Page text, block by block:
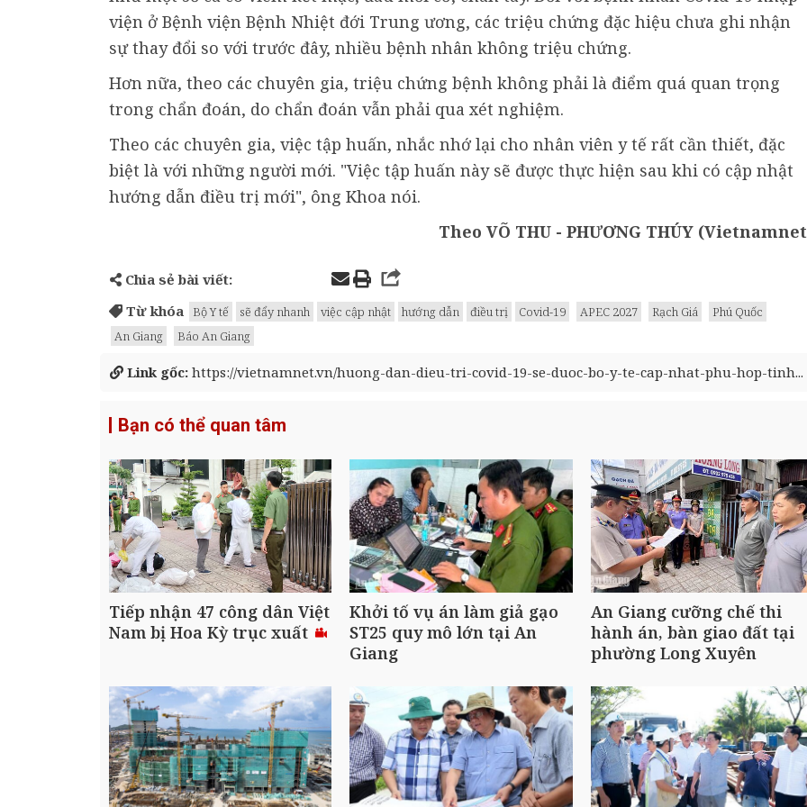
viện ở Bệnh viện Bệnh Nhiệt đới Trung ương, các triệu chứng đặc hiệu chưa ghi nhận
sự thay đổi so với trước đây, nhiều bệnh nhân không triệu chứng.
Hơn nữa, theo các chuyên gia, triệu chứng bệnh không phải là điểm quá quan trọng
trong chẩn đoán, do chẩn đoán vẫn phải qua xét nghiệm.
Theo các chuyên gia, việc tập huấn, nhắc nhớ lại cho nhân viên y tế rất cần thiết, đặc
biệt là với những người mới. "Việc tập huấn này sẽ được thực hiện sau khi có cập nhật
hướng dẫn điều trị mới", ông Khoa nói.
Theo VÕ THU - PHƯƠNG THÚY
Chia sẻ bài viết:
Từ khóa
Bộ Y tế sẽ đẩy nhanh việc cập nhật hướng dẫn điều trị Covid-19 APEC 2027 Rạch Giá
Phú Quốc
An Giang
Báo An Giang
Link gốc: https://vietnamnet.vn/huong-dan-dieu-tri-covid-19-se-duoc-bo-y-te-cap-nhat-phu-hop-tinh...
Bạn có thể quan tâm
Tiếp nhận 47 công dân Việt
Nam bị Hoa Kỳ trục xuất
Khởi tố vụ án làm giả gạo
ST25 quy mô lớn tại An
Giang
An Giang cưỡng chế thi
hành án, bàn giao đất tại
phường Long Xuyên